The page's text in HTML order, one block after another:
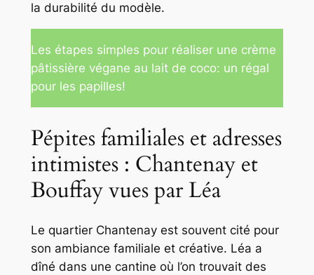
la durabilité du modèle.
Les étapes simples pour réaliser une crème
pâtissière végane au lait de coco: un régal
pour les papilles!
Pépites familiales et adresses
intimistes : Chantenay et
Bouffay vues par Léa
Le quartier Chantenay est souvent cité pour
son ambiance familiale et créative. Léa a
dîné dans une cantine où l’on trouvait des